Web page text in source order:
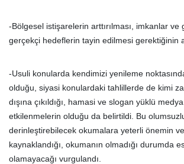
-Bölgesel istişarelerin arttırılması, imkanlar ve
gerçekçi hedeflerin tayin edilmesi gerektiğinin
-Usuli konularda kendimizi yenileme
olduğu, siyasi konulardaki tahlillerde de kimi
dışına çıkıldığı, hamasi ve slogan yüklü
etkilenmelerin olduğu da belirtildi. Bu
derinleştirebilecek okumalara yeterli önemin
kaynaklandığı, okumanın olmadığı durumda
olamayacağı vurgulandı.